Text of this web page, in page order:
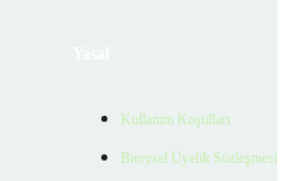
Kullanım Koşulları
Bireysel Üyelik Sözleşmesi